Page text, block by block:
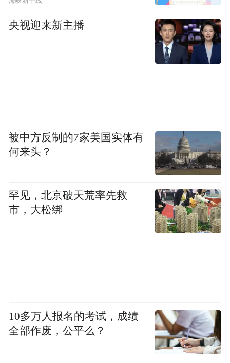
央视迎来新主播
被中方反制的7家美国实体有
何来头？
罕见，北京破天荒率先救
市，大松绑
10多万人报名的考试，成绩
全部作废，公平么？